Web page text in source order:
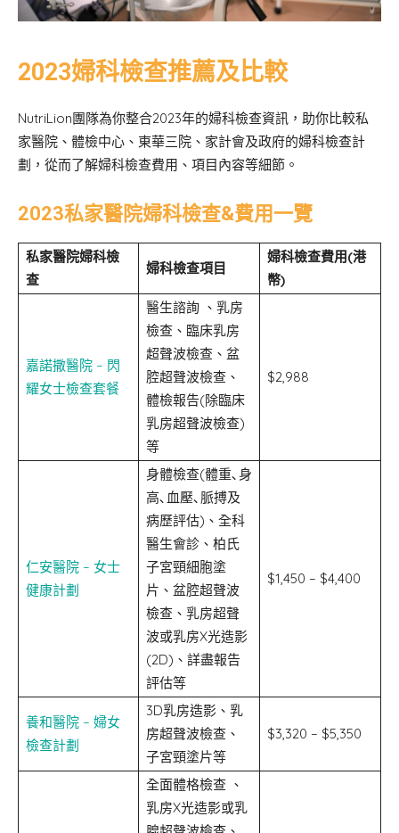
2023婦科檢查推薦及比較
NutriLion團隊為你整合2023年的婦科檢查資訊，助你比較私
家醫院、體檢中心、東華三院、家計會及政府的婦科檢查計
劃，從而了解婦科檢查費用、項目內容等細節。
2023私家醫院婦科檢查&費用一覽
私家醫院婦科檢
查
婦科檢查項目
婦科檢查費用(港
幣)
嘉諾撒醫院 – 閃
耀女士檢查套餐
醫生諮詢 、乳房
檢查、臨床乳房
超聲波檢查、盆
腔超聲波檢查、
體檢報告(除臨床
乳房超聲波檢查)
等
$2,988
仁安醫院 – 女士
健康計劃
身體檢查(體重､身
高､血壓､脈搏及
病歷評估)、全科
醫生會診、柏氏
子宮頸細胞塗
片、盆腔超聲波
檢查、乳房超聲
波或乳房X光造影
(2D)、詳盡報告
評估等
$1,450 – $4,400
養和醫院 – 婦女
檢查計劃
3D乳房造影、乳
房超聲波檢查、
子宮頸塗片等
$3,320 – $5,350
全面體格檢查 、
乳房X光造影或乳